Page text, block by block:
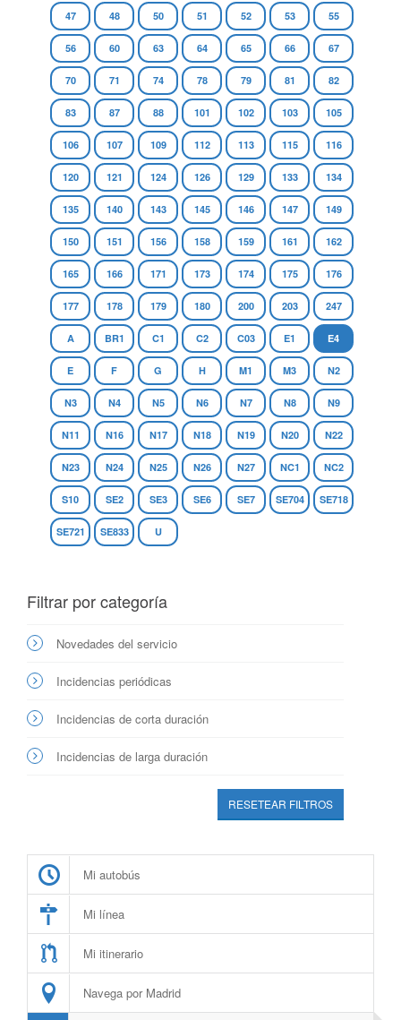
47 48 50 51 52 53 55
56 60 63 64 65 66 67
70 71 74 78 79 81 82
83 87 88 101 102 103 105
106 107 109 112 113 115 116
120 121 124 126 129 133 134
135 140 143 145 146 147 149
150 151 156 158 159 161 162
165 166 171 173 174 175 176
177 178 179 180 200 203 247
A BR1 C1 C2 C03 E1 E4
E F G H M1 M3 N2
N3 N4 N5 N6 N7 N8 N9
N11 N16 N17 N18 N19 N20 N22
N23 N24 N25 N26 N27 NC1 NC2
S10 SE2 SE3 SE6 SE7 SE704 SE718
SE721 SE833 U
Filtrar por categoría
Novedades del servicio
Incidencias periódicas
Incidencias de corta duración
Incidencias de larga duración
RESETEAR FILTROS
Mi autobús
Mi línea
Mi itinerario
Navega por Madrid